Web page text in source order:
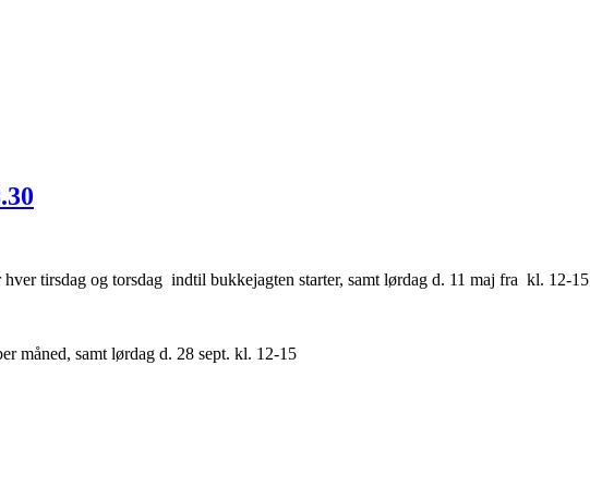
tirsdag og torsdag indtil bukkejagten starter, samt lørdag d. 11 maj fra kl. 12-15
måned, samt lørdag d. 28 sept. kl. 12-15